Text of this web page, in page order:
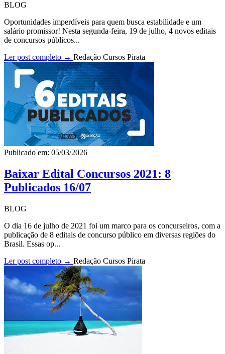
BLOG
Oportunidades imperdíveis para quem busca estabilidade e um
salário promissor! Nesta segunda-feira, 19 de julho, 4 novos editais
de concursos públicos...
Ler post completo → Redação Cursos Pirata
Publicado em: 05/03/2026
Baixar Edital Concursos 2021: 8
Publicados 16/07
BLOG
O dia 16 de julho de 2021 foi um marco para os concurseiros, com a
publicação de 8 editais de concurso público em diversas regiões do
Brasil. Essas op...
Ler post completo → Redação Cursos Pirata